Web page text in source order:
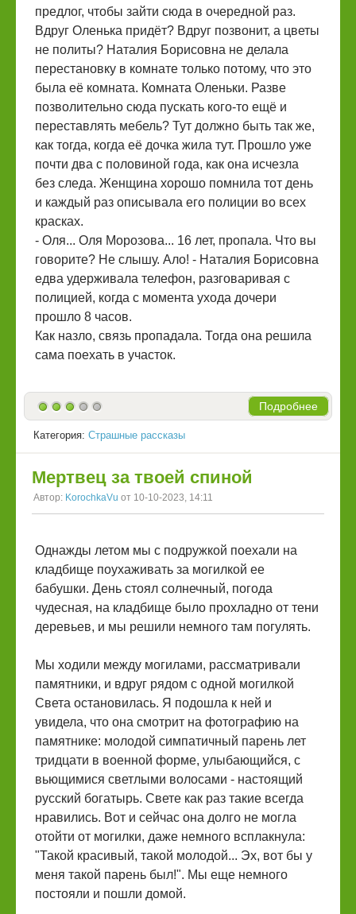
предлог, чтобы зайти сюда в очередной раз.
Вдруг Оленька придёт? Вдруг позвонит, а цветы
не политы? Наталия Борисовна не делала
перестановку в комнате только потому, что это
была её комната. Комната Оленьки. Разве
позволительно сюда пускать кого-то ещё и
переставлять мебель? Тут должно быть так же,
как тогда, когда её дочка жила тут. Прошло уже
почти два с половиной года, как она исчезла
без следа. Женщина хорошо помнила тот день
и каждый раз описывала его полиции во всех
красках.
- Оля... Оля Морозова... 16 лет, пропала. Что вы
говорите? Не слышу. Ало! - Наталия Борисовна
едва удерживала телефон, разговаривая с
полицией, когда с момента ухода дочери
прошло 8 часов.
Как назло, связь пропадала. Тогда она решила
сама поехать в участок.
Подробнее
Категория: Страшные рассказы
Мертвец за твоей спиной
Автор: KorochkaVu от 10-10-2023, 14:11
Однажды летом мы с подружкой поехали на
кладбище поухаживать за могилкой ее
бабушки. День стоял солнечный, погода
чудесная, на кладбище было прохладно от тени
деревьев, и мы решили немного там погулять.
Мы ходили между могилами, рассматривали
памятники, и вдруг рядом с одной могилкой
Света остановилась. Я подошла к ней и
увидела, что она смотрит на фотографию на
памятнике: молодой симпатичный парень лет
тридцати в военной форме, улыбающийся, с
вьющимися светлыми волосами - настоящий
русский богатырь. Свете как раз такие всегда
нравились. Вот и сейчас она долго не могла
отойти от могилки, даже немного всплакнула:
"Такой красивый, такой молодой... Эх, вот бы у
меня такой парень был!". Мы еще немного
постояли и пошли домой.